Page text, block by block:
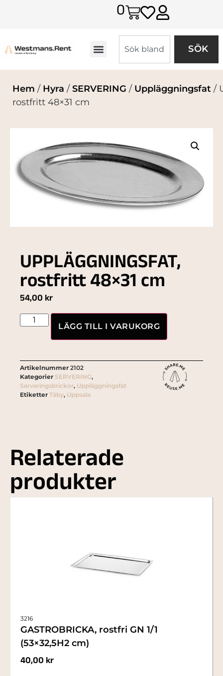
0
SÖK
Hem / Hyra / SERVERING / Uppläggningsfat /
rostfritt 48×31 cm
UPPLÄGGNINGSFAT,
rostfritt 48×31 cm
54,00 kr
LÄGG TILL I VARUKORG
Artikelnummer 2102
Kategorier SERVERING,
Serveringsbrickor, Uppläggningsfat
Etiketter Täby, Uppsala
Relaterade
produkter
3216
GASTROBRICKA, rostfri GN 1/1
(53×32,5H2 cm)
40,00 kr